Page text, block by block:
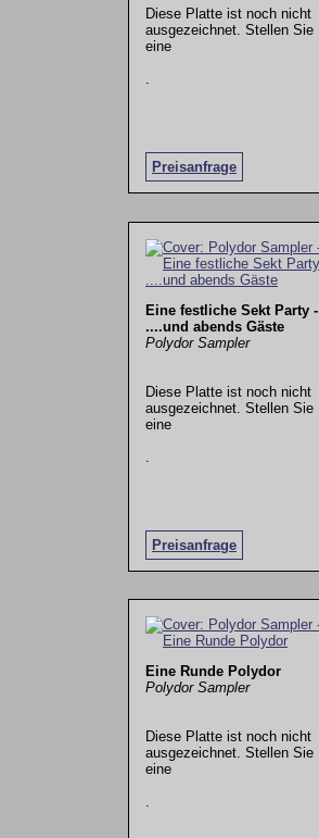
Diese Platte ist noch nicht
ausgezeichnet. Stellen Sie
eine
Preisanfrage
.
Eine festliche Sekt Party -
....und abends Gäste
Polydor Sampler
Diese Platte ist noch nicht
ausgezeichnet. Stellen Sie
eine
Preisanfrage
Eine Runde Polydor
Polydor Sampler
Diese Platte ist noch nicht
ausgezeichnet. Stellen Sie
eine
.